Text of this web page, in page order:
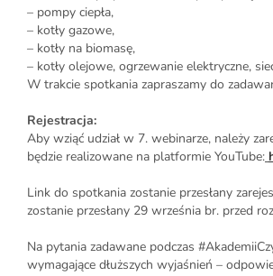
– pompy ciepła,
– kotły gazowe,
– kotły na biomasę,
– kotły olejowe, ogrzewanie elektryczne,
W trakcie spotkania zapraszamy do
Rejestracja:
Aby wziąć udział w 7. webinarze, należy
będzie realizowane na platformie YouTube:
Link do spotkania zostanie przesłany
zostanie przesłany 29 września br. przed
Na pytania zadawane podczas
wymagające dłuższych wyjaśnień –